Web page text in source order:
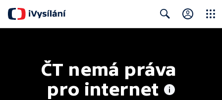
ČT nemá práva
pro internet